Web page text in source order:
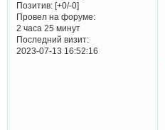
Позитив: [+0/-0]
Провел на форуме:
2 часа 25 минут
Последний визит:
2023-07-13 16:52:16